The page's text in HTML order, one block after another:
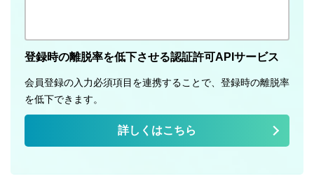
登録時の離脱率を低下させる認証許可APIサービス
会員登録の入力必須項目を連携することで、登録時の離脱率
を低下できます。
詳しくはこちら